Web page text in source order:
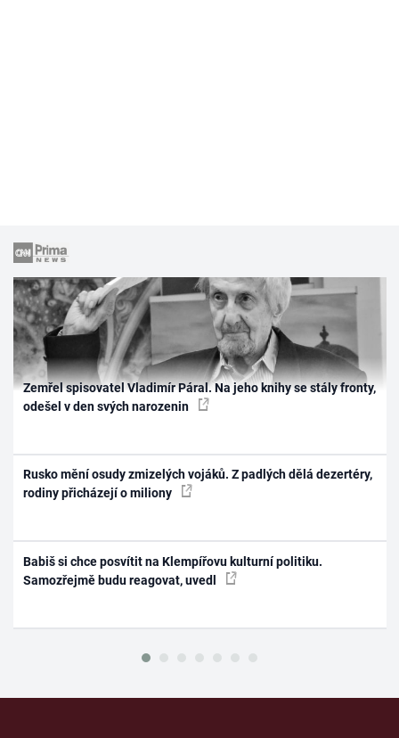
Zemřel spisovatel Vladimír Páral. Na jeho knihy se stály fronty,
odešel v den svých narozenin
Rusko mění osudy zmizelých vojáků. Z padlých dělá dezertéry,
rodiny přicházejí o miliony
Babiš si chce posvítit na Klempířovu kulturní politiku.
Samozřejmě budu reagovat, uvedl